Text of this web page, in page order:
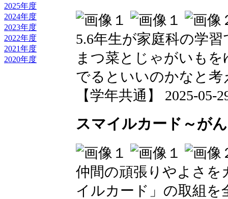
2025年度
2024年度
2023年度
2022年度
2021年度
2020年度
5.6年生が家庭科の学
まつ菜とじゃがいも
でるといいのかなと
【学年共通】 2025-05-
スマイルカード～が
仲間の頑張りやよさを
イルカード」の取組を